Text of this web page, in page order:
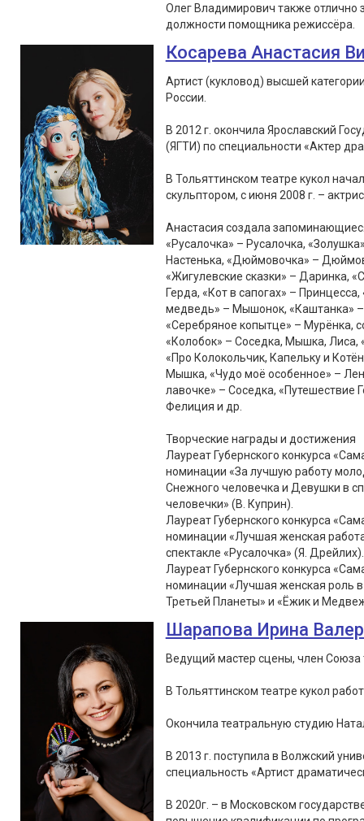
Олег Владимирович также
должности помощника режиссёра.
Косарева Анастасия
Артист (кукловод) высшей
России.
В 2012 г. окончила Ярославский
(ЯГТИ) по специальности «Актер
В Тольяттинском театре кукол
скульптором, с июня 2008 г. –
Анастасия создала
«Русалочка» – Русалочка,
Настенька, «Дюймовочка» –
«Жигулевские сказки» – Даринка,
Герда, «Кот в сапогах» –
медведь» – Мышонок, «Каштанка»
«Серебряное копытце» – Мурёнка,
«Колобок» – Соседка, Мышка, Лиса,
«Про Колокольчик, Капельку и
Мышка, «Чудо моё особенное» –
лавочке» – Соседка, «Путешествие
Фелиция и др.
Творческие награды и достижения
Лауреат Губернского конкурса
номинации «За лучшую работу
Снежного человечка и Девушки в
человечки» (В. Куприн).
Лауреат Губернского конкурса
номинации «Лучшая женская
спектакле «Русалочка» (Я. Дрейлих).
Лауреат Губернского конкурса
номинации «Лучшая женская роль в
Третьей Планеты» и «Ёжик и
Шарапова Ирина
Ведущий мастер сцены, член Союза
В Тольяттинском театре кукол
Окончила театральную студию
В 2013 г. поступила в Волжский
специальность «Артист
В 2020г. – в Московском